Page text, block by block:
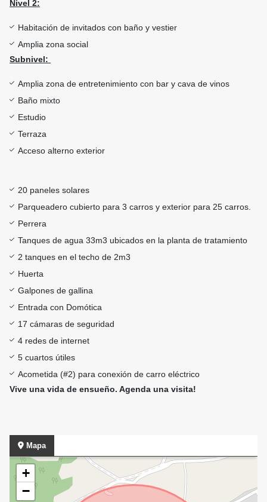
Nivel 2:
Habitación de invitados con baño y vestier
Amplia zona social
Subnivel:
Amplia zona de entretenimiento con bar y cava de vinos
Baño mixto
Estudio
Terraza
Acceso alterno exterior
20 paneles solares
Parqueadero cubierto para 3 carros y exterior para 25 carros.
Perrera
Tanques de agua 33m3 ubicados en la planta de tratamiento
2 tanques en el techo de 2m3
Huerta
Galpones de gallina
Entrada con Domótica
17 cámaras de seguridad
4 redes de internet
5 cuartos útiles
Acometida (#2) para conexión de carro eléctrico
Vive una vida de ensueño. Agenda una visita!
Mapa
+
−